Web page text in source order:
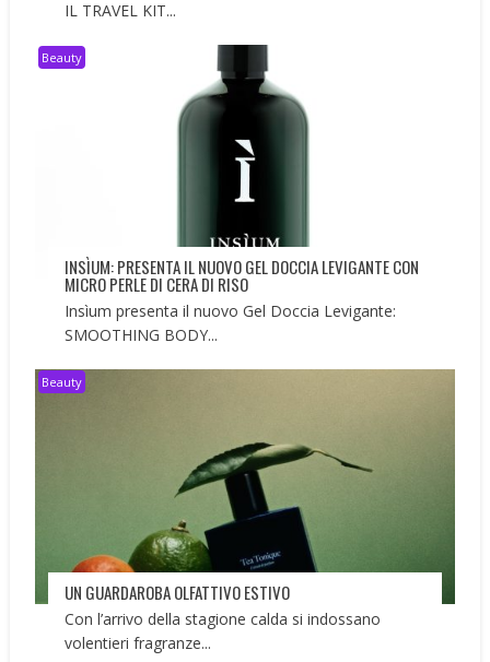
IL TRAVEL KIT...
Beauty
INSÌUM: PRESENTA IL NUOVO GEL DOCCIA LEVIGANTE CON
MICRO PERLE DI CERA DI RISO
Insìum presenta il nuovo Gel Doccia Levigante:
SMOOTHING BODY...
Beauty
UN GUARDAROBA OLFATTIVO ESTIVO
Con l’arrivo della stagione calda si indossano
volentieri fragranze...